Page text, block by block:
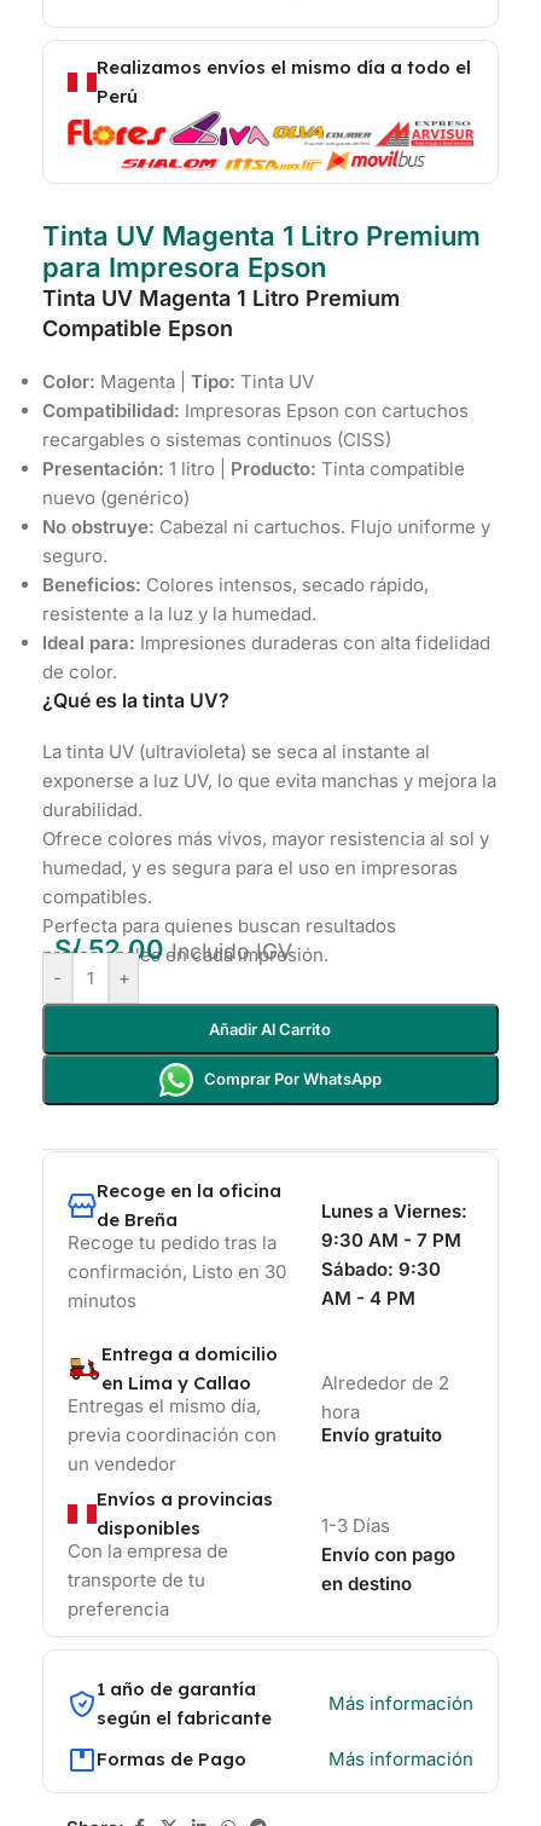
Realizamos envíos el mismo día a todo el
Perú
Tinta UV Magenta 1 Litro Premium
para Impresora Epson
Tinta UV Magenta 1 Litro Premium
Compatible Epson
Color: Magenta | Tipo: Tinta UV
Compatibilidad: Impresoras Epson con cartuchos
recargables o sistemas continuos (CISS)
Presentación: 1 litro | Producto: Tinta compatible
nuevo (genérico)
No obstruye: Cabezal ni cartuchos. Flujo uniforme y
seguro.
Beneficios: Colores intensos, secado rápido,
resistente a la luz y la humedad.
Ideal para: Impresiones duraderas con alta fidelidad
de color.
¿Qué es la tinta UV?
La tinta UV (ultravioleta) se seca al instante al
exponerse a luz UV, lo que evita manchas y mejora la
durabilidad.
Ofrece colores más vivos, mayor resistencia al sol y
humedad, y es segura para el uso en impresoras
compatibles.
Perfecta para quienes buscan resultados
profesionales en cada impresión.
S/52.00 Incluido IGV
- +
Añadir Al Carrito
Comprar Por WhatsApp
Recoge en la oficina
de Breña
Recoge tu pedido tras la
confirmación, Listo en 30
minutos
Lunes a Viernes:
9:30 AM - 7 PM
Sábado: 9:30
AM - 4 PM
Entrega a domicilio
en Lima y Callao
Entregas el mismo día,
previa coordinación con
un vendedor
Alrededor de 2
hora
Envío gratuito
Envíos a provincias
disponibles
Con la empresa de
transporte de tu
preferencia
1-3 Días
Envío con pago
en destino
1 año de garantía
según el fabricante
Más información
Formas de Pago Más información